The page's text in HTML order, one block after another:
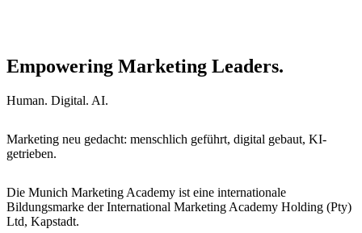
Empowering Marketing Leaders.
Human. Digital. AI.
Marketing neu gedacht: menschlich geführt, digital gebaut, KI-
getrieben.
Die Munich Marketing Academy ist eine internationale
Bildungsmarke der International Marketing Academy Holding (Pty)
Ltd, Kapstadt.